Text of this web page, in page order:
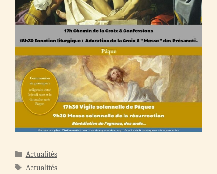
Catégories
Actualités
Étiquettes
Actualités